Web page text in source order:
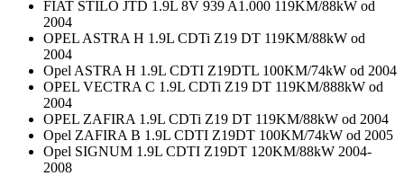
FIAT STILO JTD 1.9L 8V 939 A1.000 119KM/88kW od
2004
OPEL ASTRA H 1.9L CDTi Z19 DT 119KM/88kW od
2004
Opel ASTRA H 1.9L CDTI Z19DTL 100KM/74kW od 2004
OPEL VECTRA C 1.9L CDTi Z19 DT 119KM/888kW od
2004
OPEL ZAFIRA 1.9L CDTi Z19 DT 119KM/88kW od 2004
Opel ZAFIRA B 1.9L CDTI Z19DT 100KM/74kW od 2005
Opel SIGNUM 1.9L CDTI Z19DT 120KM/88kW 2004-
2008